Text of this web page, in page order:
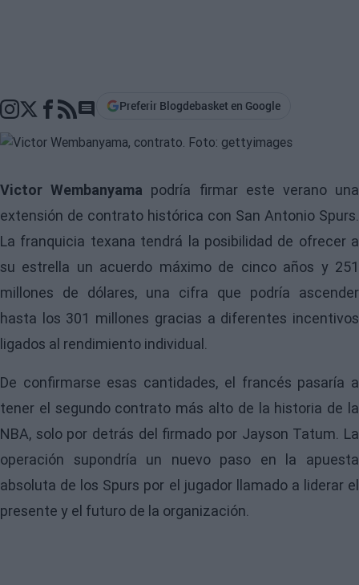
Go to comments section
Preferir Blogdebasket en Google
Victor Wembanyama podría firmar este verano una
extensión de contrato histórica con San Antonio Spurs.
La franquicia texana tendrá la posibilidad de ofrecer a
su estrella un acuerdo máximo de cinco años y 251
millones de dólares, una cifra que podría ascender
hasta los 301 millones gracias a diferentes incentivos
ligados al rendimiento individual.
De confirmarse esas cantidades, el francés pasaría a
tener el segundo contrato más alto de la historia de la
NBA, solo por detrás del firmado por Jayson Tatum. La
operación supondría un nuevo paso en la apuesta
absoluta de los Spurs por el jugador llamado a liderar el
presente y el futuro de la organización.